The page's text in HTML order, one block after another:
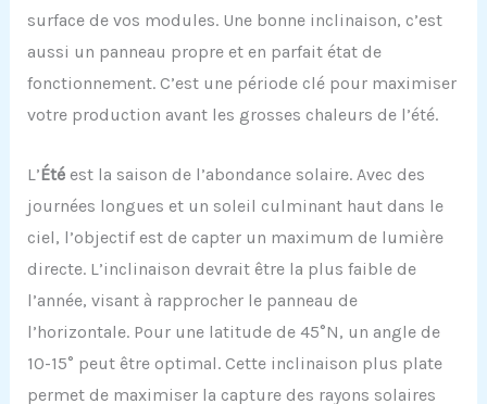
surface de vos modules. Une bonne inclinaison, c’est
aussi un panneau propre et en parfait état de
fonctionnement. C’est une période clé pour maximiser
votre production avant les grosses chaleurs de l’été.
L’Étéest la saison de l’abondance solaire. Avec des
journées longues et un soleil culminant haut dans le
ciel, l’objectif est de capter un maximum de lumière
directe. L’inclinaison devrait être la plus faible de
l’année, visant à rapprocher le panneau de
l’horizontale. Pour une latitude de 45°N, un angle de
10-15° peut être optimal. Cette inclinaison plus plate
permet de maximiser la capture des rayons solaires